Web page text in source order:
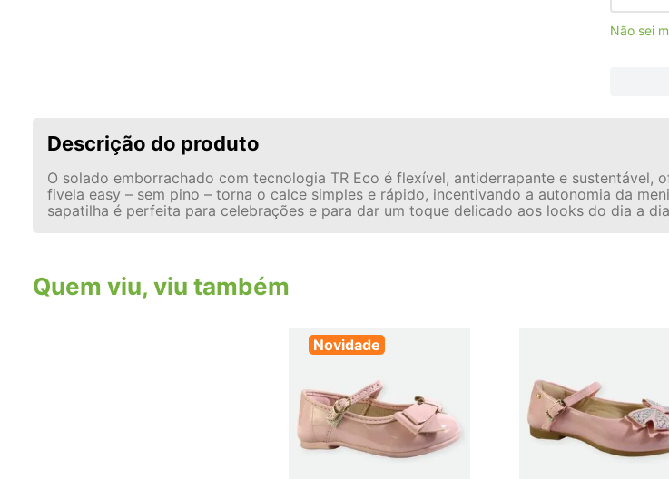
Não sei
Descrição do produto
O solado emborrachado com tecnologia TR Eco é flexível, antiderrapante e sustentável,
fivela easy – sem pino – torna o calce simples e rápido, incentivando a autonomia da
sapatilha é perfeita para celebrações e para dar um toque delicado aos looks do dia a
Quem viu, viu também
Novidade